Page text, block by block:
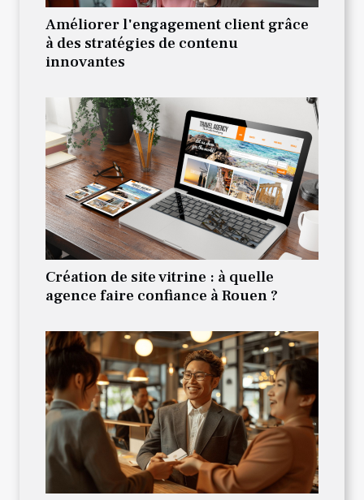
Améliorer l'engagement client grâce
à des stratégies de contenu
innovantes
Création de site vitrine : à quelle
agence faire confiance à Rouen ?